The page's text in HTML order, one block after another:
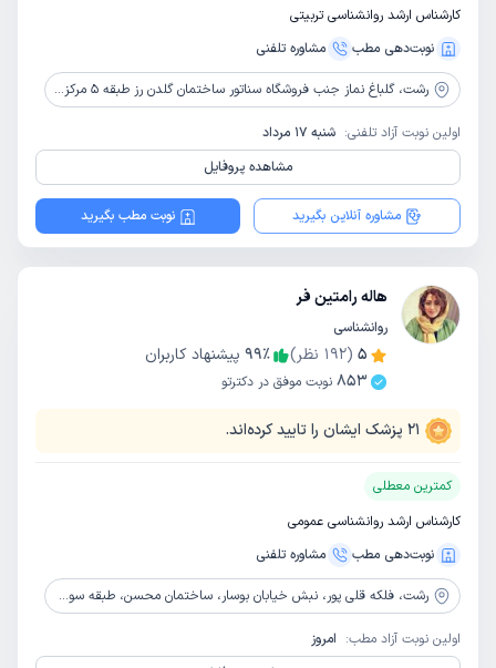
کارشناس ارشد روانشناسی تربیتی
نوبت‌دهی مطب
مشاوره‌ تلفنی
رشت،گلباغ نماز جنب فروشگاه سناتور ساختمان گلدن رز طبقه 5 مرکز مشاوره طلوع روشن
اولین نوبت آزاد تلفنی: شنبه 17 مرداد
مشاهده پروفایل
مشاوره آنلاین بگیرید نوبت مطب بگیرید
هاله رامتین فر
روانشناسی
5
(
192 نظر) 99٪
پیشنهاد کاربران
853 نوبت موفق در دکترتو
21 پزشک ایشان را تایید کرده‌اند.
کمترین معطلی
کارشناس ارشد روانشناسی عمومی
نوبت‌دهی مطب
مشاوره‌ تلفنی
رشت، فلکه قلی پور، نبش خیابان بوسار، ساختمان محسن، طبقه سوم واحد 5
اولین نوبت آزاد مطب: امروز